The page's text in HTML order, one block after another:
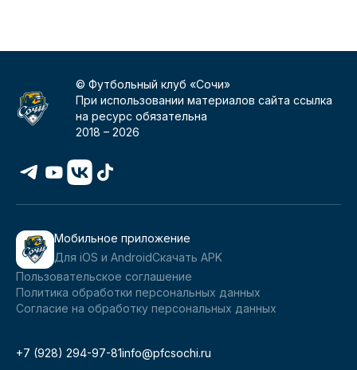
© Футбольный клуб «Сочи»
При использовании материалов сайта ссылка
на ресурс обязательна
2018 –2026
Мобильное приложение
Для iOS и AndroidСкачать APK
Пользовательское соглашение
Политика обработки персональных данных
Согласие на обработку персональных данных
+7 (928) 294-97-81info@pfcsochi.ru